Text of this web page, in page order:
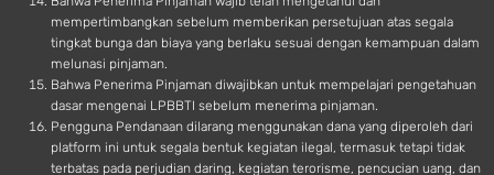
mempertimbangkan sebelum memberikan persetujuan atas segala
tingkat bunga dan biaya yang berlaku sesuai dengan kemampuan dalam
melunasi pinjaman.
Bahwa Penerima Pinjaman diwajibkan untuk mempelajari pengetahuan
dasar mengenai LPBBTI sebelum menerima pinjaman.
Pengguna Pendanaan dilarang menggunakan dana yang diperoleh dari
platform ini untuk segala bentuk kegiatan ilegal, termasuk tetapi tidak
terbatas pada perjudian daring, kegiatan terorisme, pencucian uang, dan